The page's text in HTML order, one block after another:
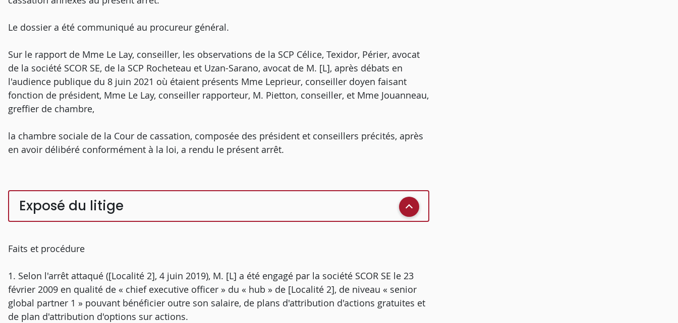
Le dossier a été communiqué au procureur général.
Sur le rapport de Mme Le Lay, conseiller, les observations de la SCP Célice, Texidor, Périer, avocat
de la société SCOR SE, de la SCP Rocheteau et Uzan-Sarano, avocat de M. [L], après débats en
l'audience publique du 8 juin 2021 où étaient présents Mme Leprieur, conseiller doyen faisant
fonction de président, Mme Le Lay, conseiller rapporteur, M. Pietton, conseiller, et Mme Jouanneau,
greffier de chambre,
la chambre sociale de la Cour de cassation, composée des président et conseillers précités, après
en avoir délibéré conformément à la loi, a rendu le présent arrêt.
Exposé du litige
Faits et procédure
1. Selon l'arrêt attaqué ([Localité 2], 4 juin 2019), M. [L] a été engagé par la société SCOR SE le 23
février 2009 en qualité de « chief executive officer » du « hub » de [Localité 2], de niveau « senior
global partner 1 » pouvant bénéficier outre son salaire, de plans d'attribution d'actions gratuites et
de plan d'attribution d'options sur actions.